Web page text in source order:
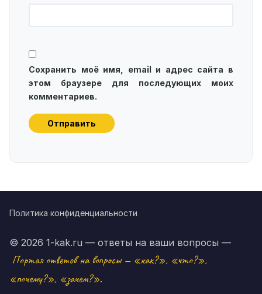
Сохранить моё имя, email и адрес сайта в
этом браузере для последующих моих
комментариев.
Политика конфиденциальности
© 2026 1-kak.ru — ответы на ваши вопросы —
Портал ответов на вопросы — «как?», «что?»,
«почему?», «зачем?».